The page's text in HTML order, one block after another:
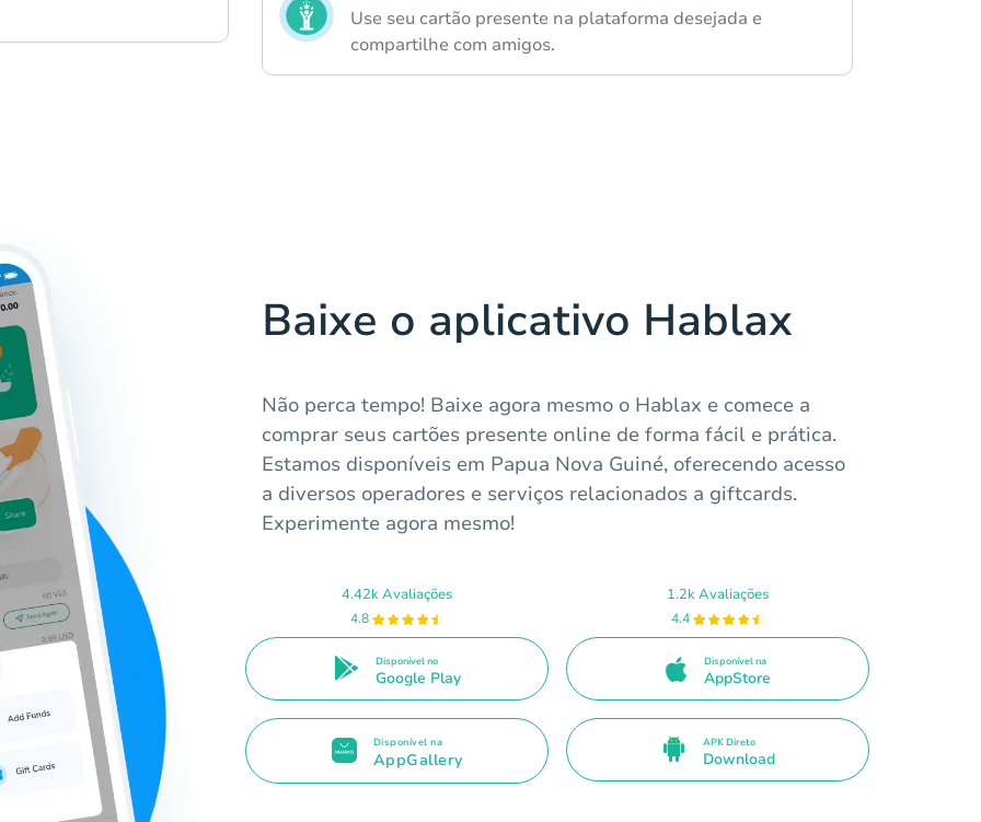
Use seu cartão presente na plataforma desejada e
compartilhe com amigos.
Baixe o aplicativo Hablax
Não perca tempo! Baixe agora mesmo o Hablax e comece a
comprar seus cartões presente online de forma fácil e prática.
Estamos disponíveis em Papua Nova Guiné, oferecendo acesso
a diversos operadores e serviços relacionados a giftcards.
Experimente agora mesmo!
4.42k Avaliações
4.8
Disponível no
Google Play
1.2k Avaliações
4.4
Disponível na
AppStore
Disponível na
AppGallery
APK Direto
Download